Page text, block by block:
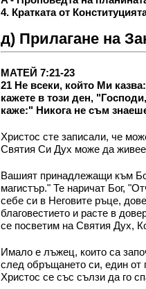
4. Кратката от
д) Прилагане на
МАТЕЙ 7:21-23
21 Не всеки, който Ми
кажете в този ден,
каже:" Никога не съм
Христос сте записали, че
Святия Си Дух може да живее
Вашият принадлежащи към
магистър." Те наричат Бог,
себе си в Неговите ръце,
благовестието и расте в
се посветим на Святия Дух,
Имало е лъжец, които са
след обръщането си, един от
Христос се със сълзи да го